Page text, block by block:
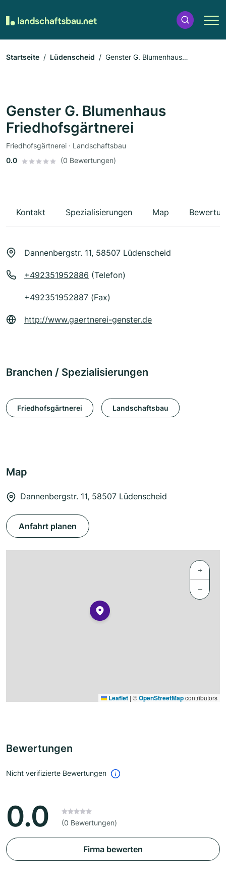
Startseite Lüdenscheid
Genster G. Blumenhaus
Genster G. Blumenhaus
Friedhofsgärtnerei
Friedhofsgärtnerei · Landschaftsbau
0.0
(0 Bewertungen)
Kontakt Spezialisierungen Map
Dannenbergstr. 11, 58507 Lüdenscheid
+492351952886 (Telefon)
+492351952887 (Fax)
http://www.gaertnerei-genster.de
Branchen / Spezialisierungen
Friedhofsgärtnerei Landschaftsbau
Map
Dannenbergstr. 11, 58507 Lüdenscheid
Anfahrt planen
+
−
Leaflet | ©OpenStreetMapcontributors
Bewertungen
Nicht verifizierte Bewertungen
0.0 (0 Bewertungen)
Firma bewerten